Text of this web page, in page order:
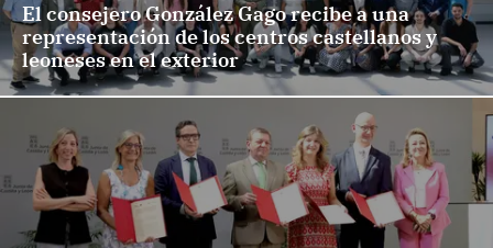
El consejero González Gago recibe a una
representación de los centros castellanos y
leoneses en el exterior